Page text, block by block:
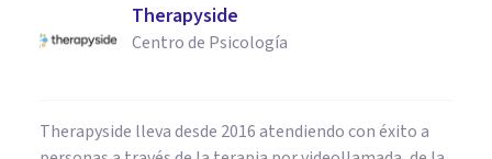
Therapyside
Centro de Psicología
Therapyside lleva desde 2016 atendiendo con éxito a